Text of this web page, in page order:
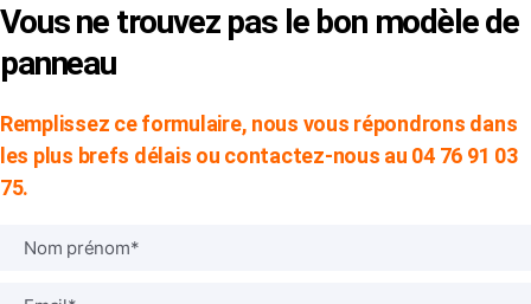
Vous ne trouvez pas le bon modèle de
panneau
Remplissez ce formulaire, nous vous répondrons dans
les plus brefs délais ou contactez-nous au 04 76 91 03
75.